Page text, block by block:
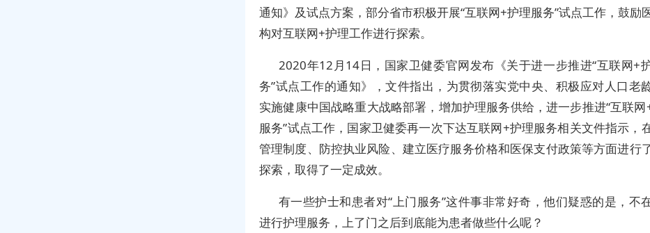
通知》及试点方案，部分省市积极开展“互联网+护理服务”试点工作，鼓励
构对互联网+护理工作进行探索。
2020年12月14日，国家卫健委官网发布《关于进一步推进“互联网+
务”试点工作的通知》，文件指出，为贯彻落实党中央、积极应对人口老龄
实施健康中国战略重大战略部署，增加护理服务供给，进一步推进“互联网
服务”试点工作，国家卫健委再一次下达互联网+护理服务相关文件指示，
管理制度、防控执业风险、建立医疗服务价格和医保支付政策等方面进行
探索，取得了一定成效。
有一些护士和患者对“上门服务”这件事非常好奇，他们疑惑的是，不
进行护理服务，上了门之后到底能为患者做些什么呢？